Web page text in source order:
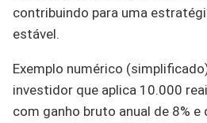
contribuindo para uma
estável.
Exemplo numérico
investidor que aplica 10.000
com ganho bruto anual de 8% e